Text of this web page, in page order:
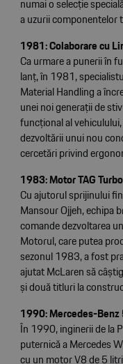
numai o selecție
a uzurii componentelor
1981: Colaborare cu
Ca urmare a punerii în
lanț, în 1981,
Material Handling a
unei noi generații de
funcțional al
dezvoltării unui nou
cercetări privind
1983: Motor TAG
Cu ajutorul sprijinului
Mansour Ojjeh, echipa
comande dezvoltarea
Motorul, care putea
sezonul 1983, a fost
ajutat McLaren să
și două titluri la
1990: Mercedes-Benz
În 1990, inginerii de la
puternică a Mercedes
cu un motor V8 de 5